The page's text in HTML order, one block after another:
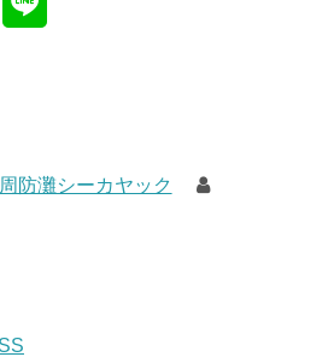
周防灘シーカヤック